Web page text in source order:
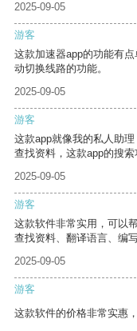
2025-09-05
游客
这款加速器app的功能有
动切换线路的功能。
2025-09-05
游客
这款app就像我的私人助
查找资料，这款app的搜
2025-09-05
游客
这款软件非常实用，可以
查找资料、翻译语言、编写
2025-09-05
游客
这款软件的价格非常实惠